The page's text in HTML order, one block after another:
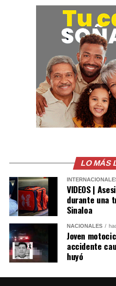
motocicletas durante el
Amaya explicó que las
ocasionados por conductores
disminuido un 22 % en
periodo vacacional de 2025.
El funcionario agregó que las
siniestros viales continúan
conducir, la invasión de carril
de tránsito.
Me gusta esto:
LO MÁS
VIDEOS |
durante una
Sinaloa
NACIONALES
Joven
accidente
huyó